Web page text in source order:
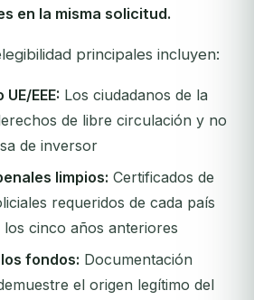
en la misma solicitud.
principales incluyen:
EEE: Los ciudadanos de la
de libre circulación y no
de inversor
limpios: Certificados de
requeridos de cada país
los cinco años anteriores
fondos: Documentación
el origen legítimo del